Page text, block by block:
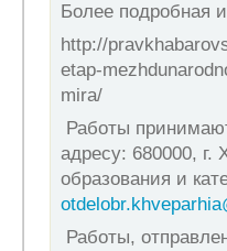
Более подробная
http://
etap-
mira/
Работы
адресу: 680000, г.
образования и
Работы,